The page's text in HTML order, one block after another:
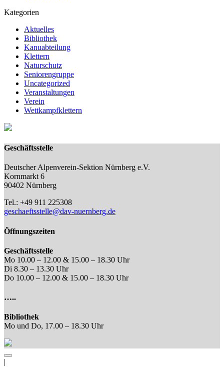
Kategorien
Aktuelles
Bibliothek
Kanuabteilung
Klettern
Naturschutz
Seniorengruppe
Uncategorized
Veranstaltungen
Verein
Wettkampfklettern
Geschäftsstelle
Deutscher Alpenverein-Sektion Nürnberg e.V.
Kornmarkt 6
90402 Nürnberg
Tel.: +49 911 225308
geschaeftsstelle@dav-nuernberg.de
Öffnungszeiten
Geschäftsstelle
Mo 10.00 – 12.00 & 15.00 – 18.30 Uhr
Di 8.30 – 13.30 Uhr
Do 10.00 – 12.00 & 15.00 – 18.30 Uhr
…..
Bibliothek
Mo und Do, 17.00 – 18.30 Uhr